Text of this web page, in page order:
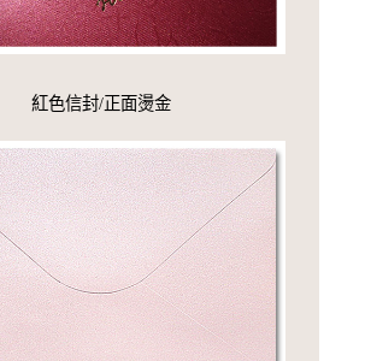
紅色信封/正面燙金